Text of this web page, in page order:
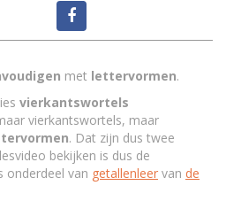
met lettervormen.
vierkantswortels
vierkantswortels, maar
. Dat zijn dus twee
bekijken is dus de
onderdeel van getallenleer van de